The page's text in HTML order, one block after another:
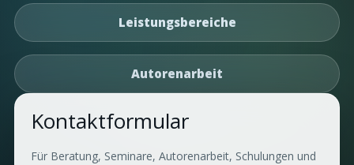
Leistungsbereiche
Autorenarbeit
Kontaktformular
Für Beratung, Seminare, Autorenarbeit, Schulungen und